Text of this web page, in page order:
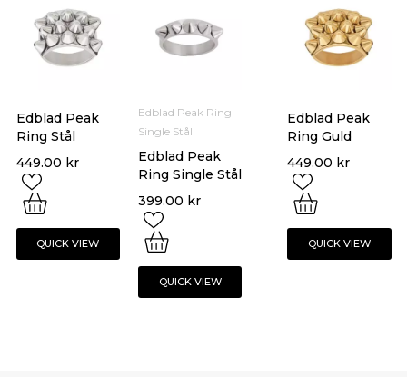
Edblad Peak
Ring Stål
449.00 kr
QUICK VIEW
Edblad Peak
Ring Guld
449.00 kr
QUICK VIEW
Edblad Peak Ring
Single Stål
Edblad Peak
Ring Single Stål
399.00 kr
QUICK VIEW